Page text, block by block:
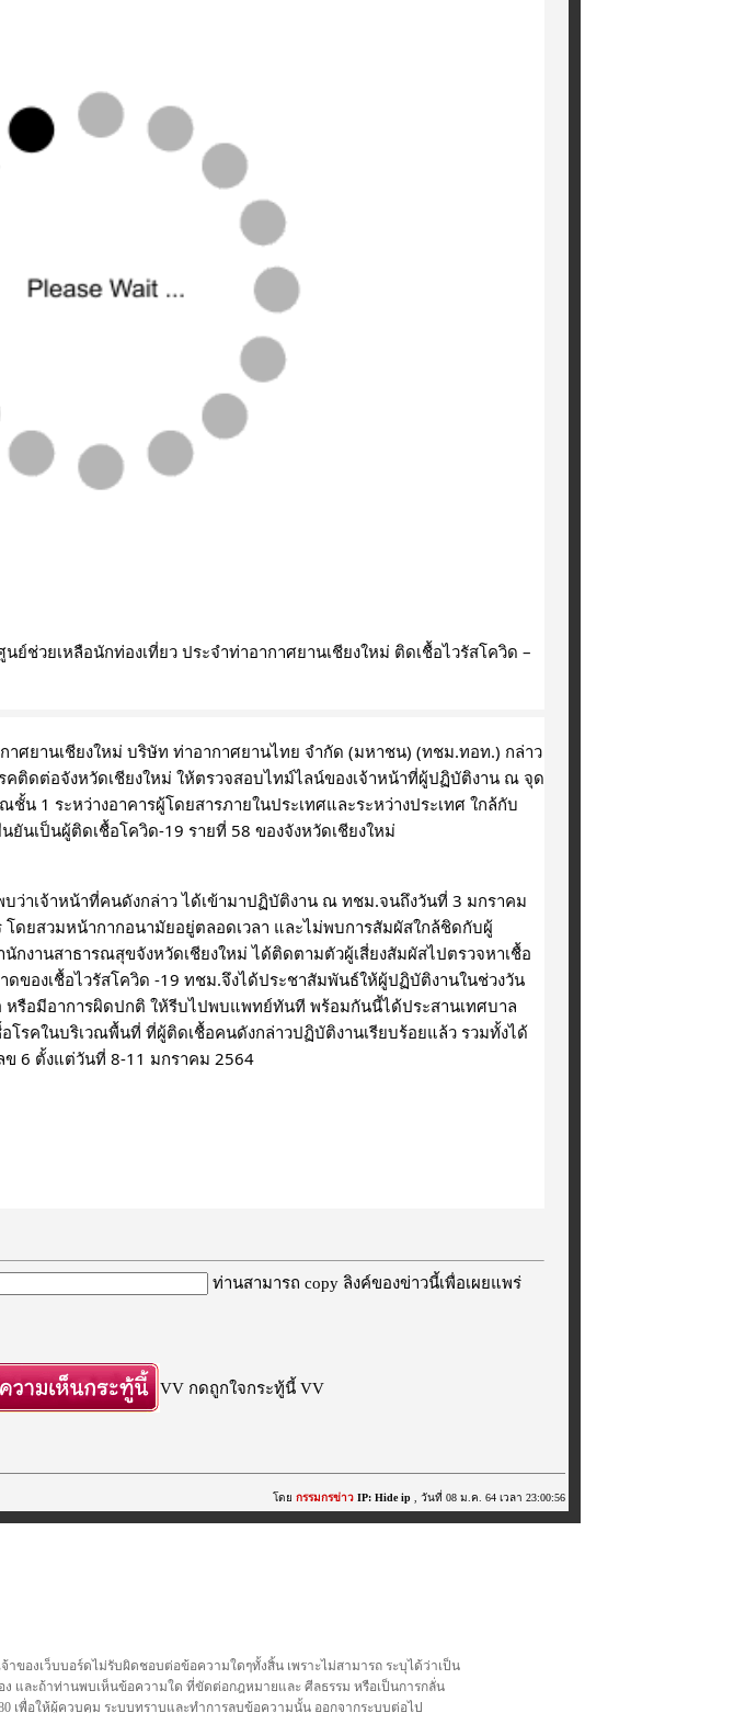
ช่วยเหลือนักท่องเที่ยว ประจำท่าอากาศยานเชียงใหม่ ติดเชื้อไวรัสโควิด –
ศยานเชียงใหม่ บริษัท ท่าอากาศยานไทย จำกัด (มหาชน) (ทชม.ทอท.) กล่าว
คติดต่อจังหวัดเชียงใหม่ ให้ตรวจสอบไทม์ไลน์ของเจ้าหน้าที่ผู้ปฏิบัติงาน ณ จุด
น 1 ระหว่างอาคารผู้โดยสารภายในประเทศและระหว่างประเทศ ใกล้กับ
ยันเป็นผู้ติดเชื้อโควิด-19 รายที่ 58 ของจังหวัดเชียงใหม่
บว่าเจ้าหน้าที่คนดังกล่าว ได้เข้ามาปฏิบัติงาน ณ ทชม.จนถึงวันที่ 3 มกราคม
โดยสวมหน้ากากอนามัยอยู่ตลอดเวลา และไม่พบการสัมผัสใกล้ชิดกับผู้
กงานสาธารณสุขจังหวัดเชียงใหม่ ได้ติดตามตัวผู้เสี่ยงสัมผัสไปตรวจหาเชื้อ
ดของเชื้อไวรัสโควิด -19 ทชม.จึงได้ประชาสัมพันธ์ให้ผู้ปฏิบัติงานในช่วงวัน
อ หรือมีอาการผิดปกติ ให้รีบไปพบแพทย์ทันที พร้อมกันนี้ได้ประสานเทศบาล
โรคในบริเวณพื้นที่ ที่ผู้ติดเชื้อคนดังกล่าวปฏิบัติงานเรียบร้อยแล้ว รวมทั้งได้
ข 6 ตั้งแต่วันที่ 8-11 มกราคม 2564
ท่านสามารถ copy ลิงค์ของข่าวนี้เพื่อเผยแพร่
VV กดถูกใจกระทู้นี้ VV
โดย กรรมกรข่าว IP: Hide ip , วันที่ 08 ม.ค. 64 เวลา 23:00:56
องเว็บบอร์ดไม่รับผิดชอบต่อข้อความใดๆทั้งสิ้น เพราะไม่สามารถ ระบุได้ว่าเป็น
และถ้าท่านพบเห็นข้อความใด ที่ขัดต่อกฎหมายและ ศีลธรรม หรือเป็นการกลั่น
เพื่อให้ผู้ควบคุม ระบบทราบและทำการลบข้อความนั้น ออกจากระบบต่อไป